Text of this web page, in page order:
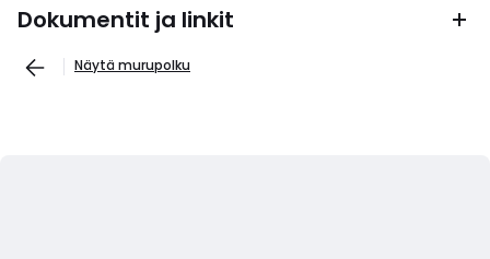
Dokumentit ja linkit
Näytä murupolku